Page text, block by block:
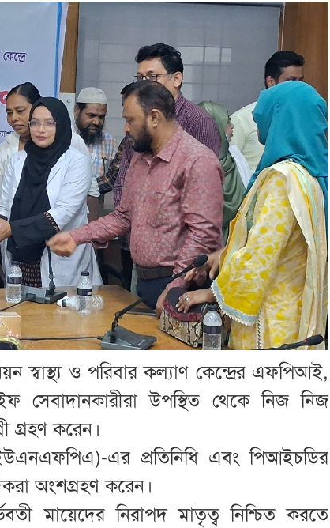
স্বাস্থ্য ও পরিবার কল্যাণ কেন্দ্রের এফপিআই,
সেবাদানকারীরা উপস্থিত থেকে নিজ নিজ
গ্রহণ করেন।
এর প্রতিনিধি এবং পিআইচডির
অংশগ্রহণ করেন।
মায়েদের নিরাপদ মাতৃত্ব নিশ্চিত করতে